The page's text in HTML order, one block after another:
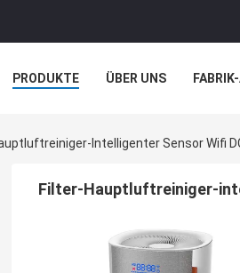
PRODUKTE ÜBER UNS
Intelligenter Sensor Wifi
Filter-Hauptluftreiniger-